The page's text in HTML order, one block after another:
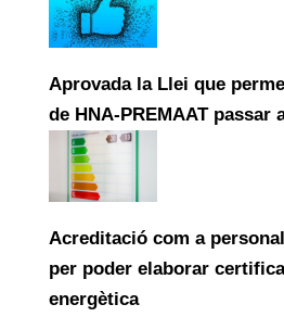
Aprovada la Llei que
de HNA-PREMAAT passar
Acreditació com a
per poder elaborar
energètica